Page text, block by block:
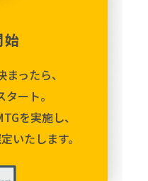
始
ったら、
ート。
を実施し、
いたします。